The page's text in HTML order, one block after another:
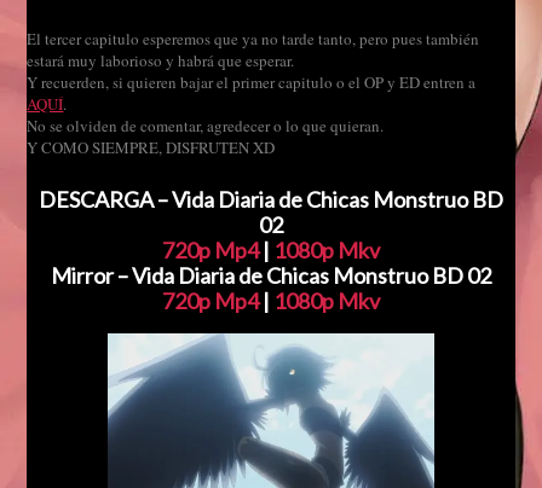
El tercer capitulo esperemos que ya no tarde tanto, pero pues también
estará muy laborioso y habrá que esperar.
Y recuerden, si quieren bajar el primer capitulo o el OP y ED entren a
AQUÍ.
No se olviden de comentar, agredecer o lo que quieran.
Y COMO SIEMPRE, DISFRUTEN XD
DESCARGA – Vida Diaria de Chicas Monstruo BD
02
720p Mp4| 1080p Mkv
Mirror – Vida Diaria de Chicas Monstruo BD 02
720p Mp4| 1080p Mkv